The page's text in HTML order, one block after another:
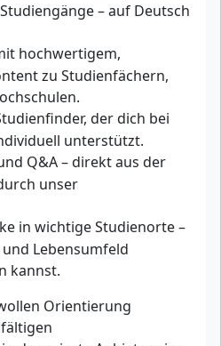
– auf Deutsch
hochwertigem,
zu Studienfächern,
der dich bei
unterstützt.
Q&A – direkt aus der
unser
in wichtige Studienorte –
Lebensumfeld
kannst.
Orientierung